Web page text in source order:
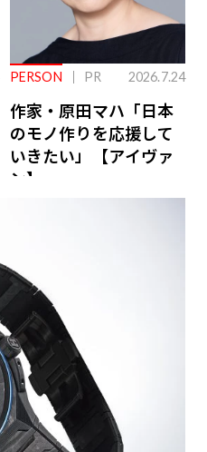
PERSON PR 2026.7.24
作家・原田マハ「日本
のモノ作りを応援して
いきたい」【アイヴァ
ン】